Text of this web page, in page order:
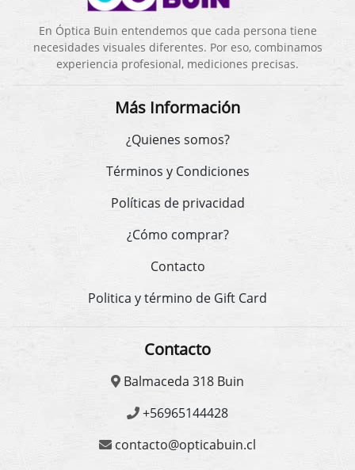
En Óptica Buin entendemos que cada persona tiene
necesidades visuales diferentes. Por eso, combinamos
experiencia profesional, mediciones precisas.
Más Información
¿Quienes somos?
Términos y Condiciones
Políticas de privacidad
¿Cómo comprar?
Contacto
Politica y término de Gift Card
Contacto
Balmaceda 318 Buin
+56965144428
contacto@opticabuin.cl